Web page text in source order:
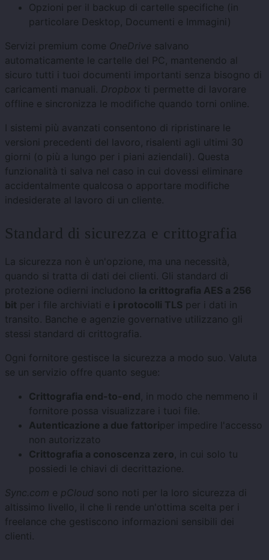
Opzioni per il backup di cartelle specifiche (in
particolare Desktop, Documenti e Immagini)
Servizi premium come OneDrive salvano
automaticamente le cartelle del PC, mantenendo al
sicuro tutti i tuoi documenti importanti senza bisogno di
caricamenti manuali. Dropbox ti permette di lavorare
offline e sincronizza le modifiche quando torni online.
I sistemi più avanzati consentono di ripristinare le
versioni precedenti del lavoro, risalenti agli ultimi 30
giorni (o più a lungo per i piani aziendali). Questa
funzionalità ti salva nel caso in cui dovessi eliminare
accidentalmente qualcosa o apportare modifiche
indesiderate al lavoro di un cliente.
Standard di sicurezza e crittografia
La sicurezza non è un'opzione, ma una necessità,
quando si tratta di dati dei clienti. Gli standard di
protezione odierni includono la crittografia AES a 256
bit per i file archiviati e i protocolli TLS per i dati in
transito. Banche e agenzie governative utilizzano gli
stessi standard di crittografia.
Ogni fornitore gestisce la sicurezza a modo suo. Valuta
se un servizio offre quanto segue:
Crittografia end-to-end, in modo che nemmeno il
fornitore possa visualizzare i tuoi file.
Autenticazione a due fattoriper impedire l'accesso
non autorizzato
Crittografia a conoscenza zero, in cui solo tu
possiedi le chiavi di decrittazione.
Sync.com e pCloud sono noti per la loro sicurezza di
altissimo livello, il che li rende un'ottima scelta per i
freelance che gestiscono informazioni sensibili dei
clienti.